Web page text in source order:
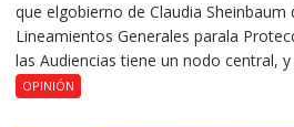
que elgobierno de Claudia Sheinbaum
Lineamientos Generales parala
las Audiencias tiene un nodo central,
OPINIÓN